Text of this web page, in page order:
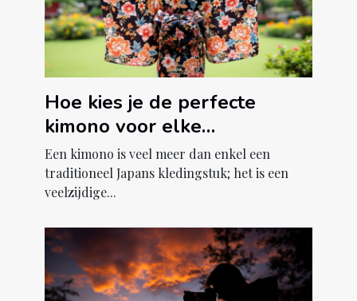
Hoe kies je de perfecte
kimono voor elke
gelegenheid?
Een kimono is veel meer dan enkel een
traditioneel Japans kledingstuk; het is een
veelzijdige...